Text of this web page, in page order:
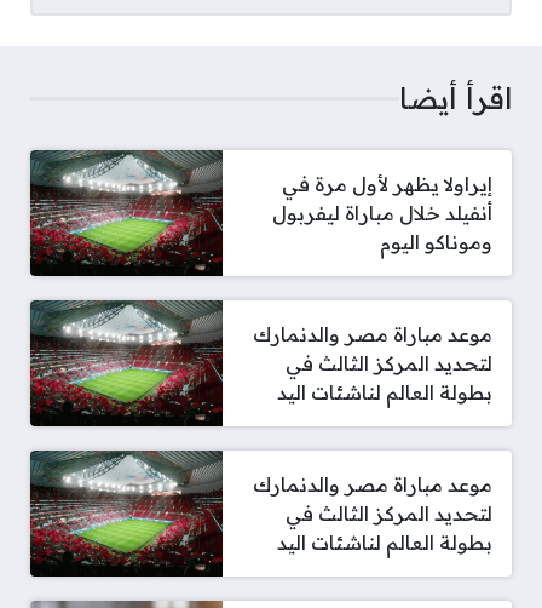
اقرأ أيضا
إيراولا يظهر لأول مرة في
أنفيلد خلال مباراة ليفربول
وموناكو اليوم
موعد مباراة مصر والدنمارك
لتحديد المركز الثالث في
بطولة العالم لناشئات اليد
موعد مباراة مصر والدنمارك
لتحديد المركز الثالث في
بطولة العالم لناشئات اليد